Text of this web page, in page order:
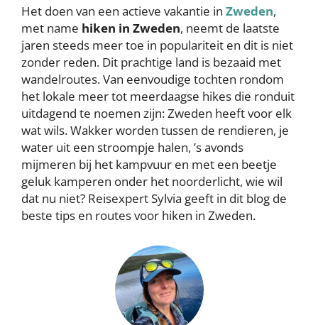
Het doen van een actieve vakantie in Zweden,
met name hiken in Zweden, neemt de laatste
jaren steeds meer toe in populariteit en dit is niet
zonder reden. Dit prachtige land is bezaaid met
wandelroutes. Van eenvoudige tochten rondom
het lokale meer tot meerdaagse hikes die ronduit
uitdagend te noemen zijn: Zweden heeft voor elk
wat wils. Wakker worden tussen de rendieren, je
water uit een stroompje halen, ’s avonds
mijmeren bij het kampvuur en met een beetje
geluk kamperen onder het noorderlicht, wie wil
dat nu niet? Reisexpert Sylvia geeft in dit blog de
beste tips en routes voor hiken in Zweden.